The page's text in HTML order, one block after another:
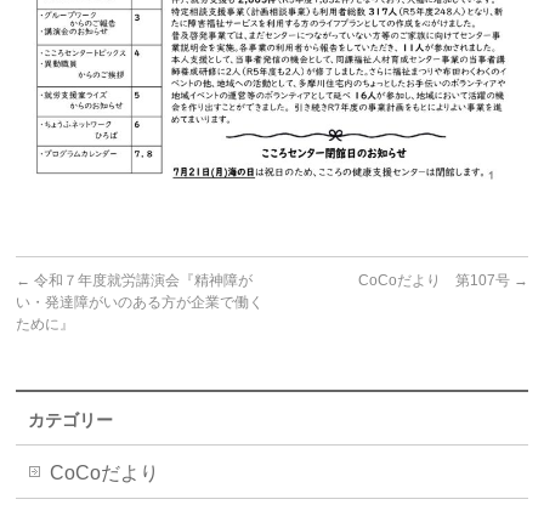
← 令和７年度就労講演会『精神障が
い・発達障がいのある方が企業で働く
ために』
CoCoだより 第107号 →
カテゴリー
CoCoだより